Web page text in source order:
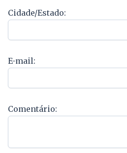
Cidade/Estado:
E-mail:
Comentário: